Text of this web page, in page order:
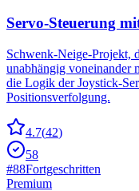
Servo-Steuerung
Schwenk-Neige-Projekt,
unabhängig voneinander
die Logik der Joystick-
Positionsverfolgung.
4.7(42)
58
#88Fortgeschritten
Premium